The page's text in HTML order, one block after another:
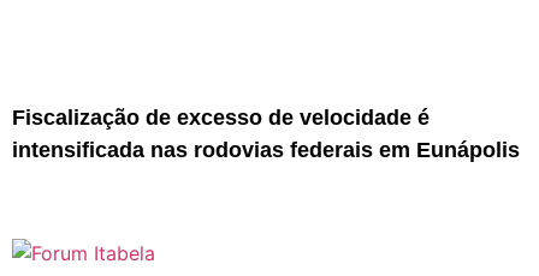
Fiscalização de excesso de velocidade é
intensificada nas rodovias federais em Eunápolis